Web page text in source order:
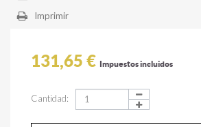
Imprimir
131,65 € Impuestos incluidos
Cantidad: